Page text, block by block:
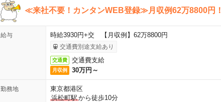
≪来社不要！カンタンWEB登録≫月収例62万8800円！
給与 時給3930円+交 【月収例】62万8800円
交通費別途支給あり
交通費 交通費支給
月収例 30万円～
勤務地
東京都港区
浜松町駅から徒歩10分